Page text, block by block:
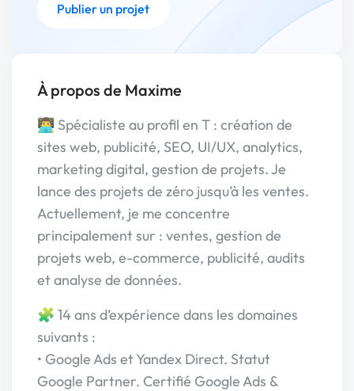
Publier un projet
À propos de Maxime
👨‍💻 Spécialiste au profil en T : création de
sites web, publicité, SEO, UI/UX, analytics,
marketing digital, gestion de projets. Je
lance des projets de zéro jusqu’à les ventes.
Actuellement, je me concentre
principalement sur : ventes, gestion de
projets web, e-commerce, publicité, audits
et analyse de données.
🧩 14 ans d’expérience dans les domaines
suivants :
• Google Ads et Yandex Direct. Statut
Google Partner. Certifié Google Ads &